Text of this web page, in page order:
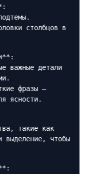
столбцов в
важные детали
фразы —
ясности.
такие как
выделение, чтобы